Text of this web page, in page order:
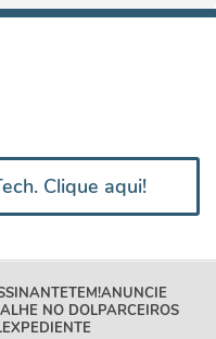
Clique aqui!
TEM!ANUNCIE
NO DOLPARCEIROS
EXPEDIENTE